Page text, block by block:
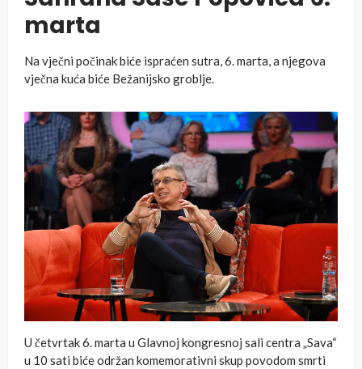
marta
Na vječni počinak biće ispraćen sutra, 6. marta, a njegova
vječna kuća biće Bežanijsko groblje.
U četvrtak 6. marta u Glavnoj kongresnoj sali centra „Sava“
u 10 sati biće održan komemorativni skup povodom smrti